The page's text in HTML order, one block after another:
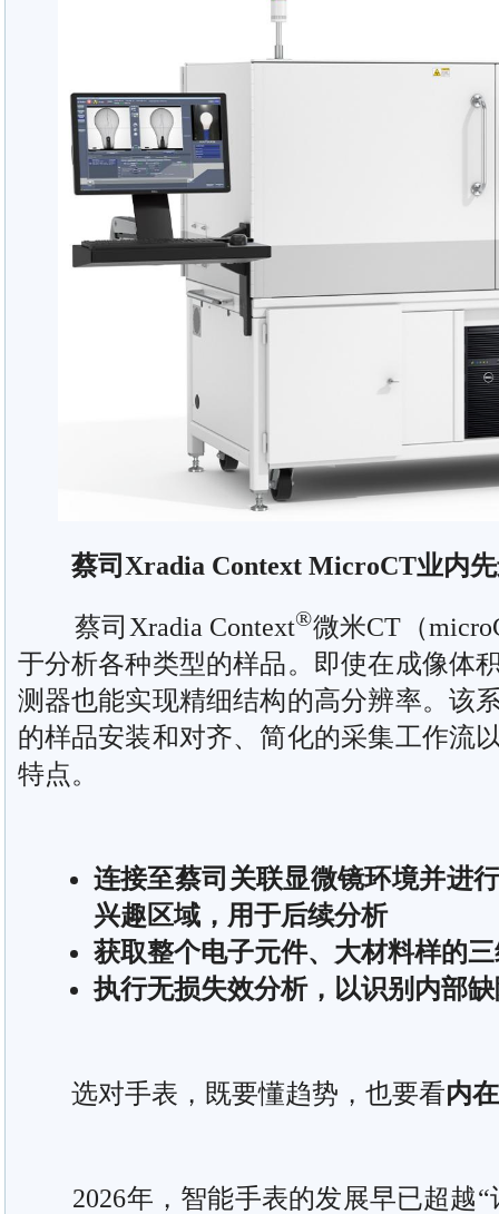
蔡司Xradia Context MicroCT业内先
蔡司Xradia Context®微米CT（
于分析各种类型的样品。即使在成像体
测器也能实现精细结构的高分辨率。该
的样品安装和对齐、简化的采集工作流
特点。
连接至蔡司关联显微镜环境并进
兴趣区域，用于后续分析
获取整个电子元件、大材料样的
执行无损失效分析，以识别内部
选对手表，既要懂趋势，也要看内在
2026年，智能手表的发展早已超越“